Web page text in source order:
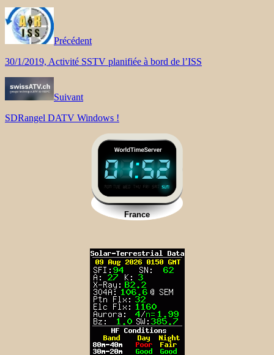
Précédent
30/1/2019, Activité SSTV planifiée à bord de l’ISS
Suivant
SDRangel DATV Windows !